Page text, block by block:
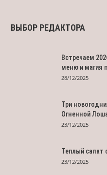
ВЫБОР РЕДАКТОРА
Встречаем
меню и магия
28/12/2025
Три
Огненной
23/12/2025
Теплый салат
23/12/2025